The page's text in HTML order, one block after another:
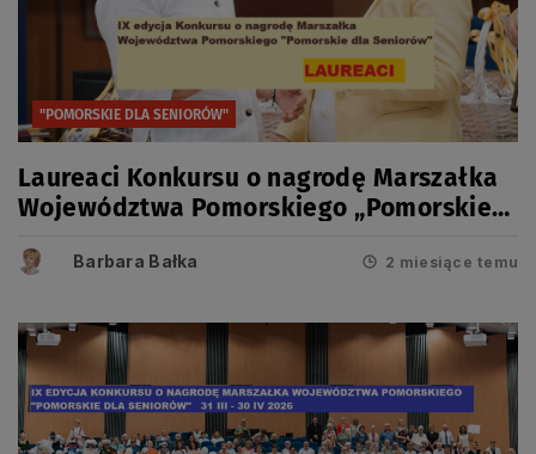
"POMORSKIE DLA SENIORÓW"
Laureaci Konkursu o nagrodę Marszałka
Województwa Pomorskiego „Pomorskie
Barbara Bałka 2 miesiące temu